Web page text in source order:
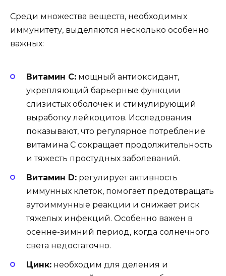
Среди множества веществ, необходимых
иммунитету, выделяются несколько особенно
важных:
Витамин C: мощный антиоксидант,
укрепляющий барьерные функции
слизистых оболочек и стимулирующий
выработку лейкоцитов. Исследования
показывают, что регулярное потребление
витамина C сокращает продолжительность
и тяжесть простудных заболеваний.
Витамин D: регулирует активность
иммунных клеток, помогает предотвращать
аутоиммунные реакции и снижает риск
тяжелых инфекций. Особенно важен в
осенне-зимний период, когда солнечного
света недостаточно.
Цинк: необходим для деления и